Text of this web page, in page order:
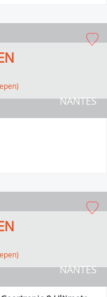
NANTES
NANTES